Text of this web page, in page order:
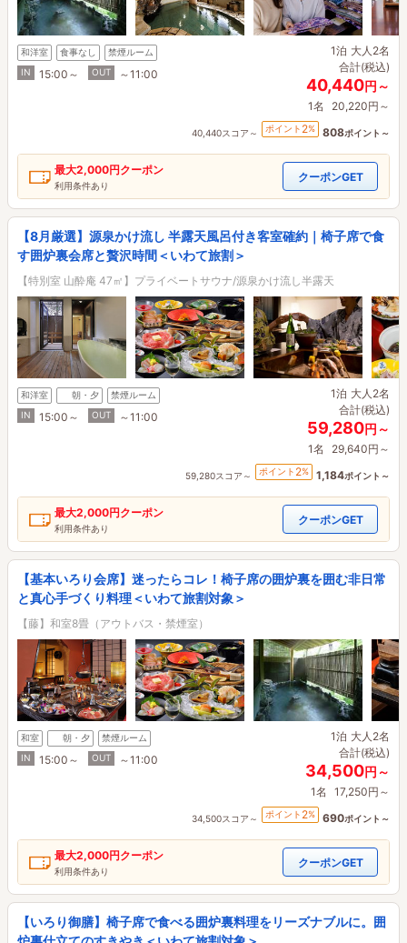
和洋室 食事なし
禁煙ルーム
IN
15:00～ OUT ～11:00
1泊 大人2名
合計(税込)
40,440円～
1名 20,220円～
40,440スコア～ ポイント 2% 808ポイント～
最大2,000円クーポン
利用条件あり
クーポンGET
【8月厳選】源泉かけ流し 半露天風呂付き客室確約｜椅子席で食
す囲炉裏会席と贅沢時間＜いわて旅割＞
【特別室 山酔庵 47㎡】プライベートサウナ/源泉かけ流し半露天
和洋室 朝・夕
禁煙ルーム
IN
15:00～ OUT ～11:00
1泊 大人2名
合計(税込)
59,280円～
1名 29,640円～
59,280スコア～ ポイント 2% 1,184ポイント～
最大2,000円クーポン
利用条件あり
クーポンGET
【基本いろり会席】迷ったらコレ！椅子席の囲炉裏を囲む非日常
と真心手づくり料理＜いわて旅割対象＞
【藤】和室8畳（アウトバス・禁煙室）
和室 朝・夕
禁煙ルーム
IN
15:00～ OUT ～11:00
1泊 大人2名
合計(税込)
34,500円～
1名 17,250円～
34,500スコア～ ポイント 2% 690ポイント～
最大2,000円クーポン
利用条件あり
クーポンGET
【いろり御膳】椅子席で食べる囲炉裏料理をリーズナブルに。囲